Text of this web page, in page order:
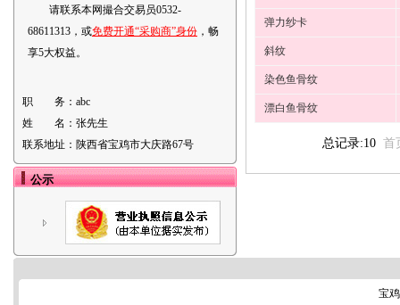
请联系本网撮合交易员0532-
68611313，或免费开通“采购商”身份 ，畅
享5大权益。
职 务： abc
姓 名： 张先生
联系地址： 陕西省宝鸡市大庆路67号
公示
弹力纱卡
斜纹
染色鱼骨纹
漂白鱼骨纹
总记录:10 首
宝